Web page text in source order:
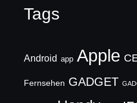
Tags
Android app Apple
Fernsehen GADGET